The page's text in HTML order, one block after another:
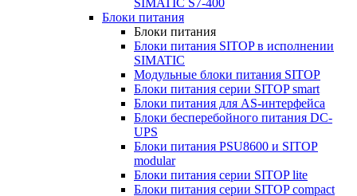
SIMATIC S7-400
Блоки питания
Блоки питания
Блоки питания SITOP в исполнении
SIMATIC
Модульные блоки питания SITOP
Блоки питания серии SITOP smart
Блоки питания для AS-интерфейса
Блоки бесперебойного питания DC-
UPS
Блоки питания PSU8600 и SITOP
modular
Блоки питания серии SITOP lite
Блоки питания серии SITOP compact